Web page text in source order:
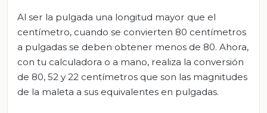
Al ser la pulgada una longitud mayor que el
centímetro, cuando se convierten 80 centímetros
a pulgadas se deben obtener menos de 80. Ahora,
con tu calculadora o a mano, realiza la conversión
de 80, 52 y 22 centímetros que son las magnitudes
de la maleta a sus equivalentes en pulgadas.